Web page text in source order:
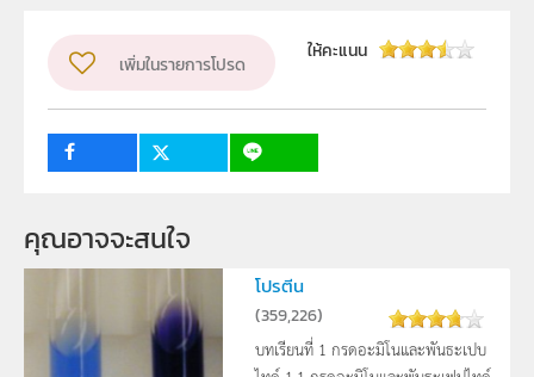
ชีววิทยา
ระดับชั้น
ครู, นักเรียน
เพิ่มในรายการโปรด
ให้คะแนน
คุณอาจจะสนใจ
โปรตีน
(359,226)
บทเรียนที่ 1 กรดอะมิโนและพันธะเปบ